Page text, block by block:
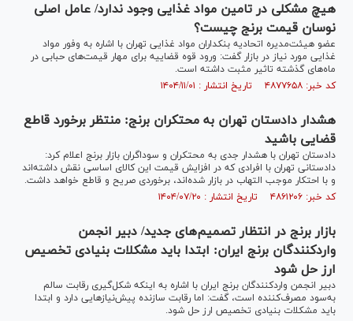
هیچ مشکلی در تامین مواد غذایی وجود ندارد/ عامل اصلی
نوسان قیمت برنج چیست؟
عضو هیئت‌مدیره اتحادیه بنکداران مواد غذایی تهران با اشاره به وفور مواد
غذایی مورد نیاز در بازار گفت: ورود قوه قضاییه برای مهار قیمت‌های حبابی در
ماه‌های گذشته تاثیر مثبت داشته است.
کد خبر: ۴۸۷۷۶۵۸ تاریخ انتشار : ۱۴۰۴/۱۱/۰۱
هشدار دادستان تهران به محتکران برنج: منتظر برخورد قاطع
قضایی باشید
دادستان تهران با هشدار جدی به محتکران و سوداگران بازار برنج اعلام کرد:
دادستانی تهران با افرادی که در افزایش قیمت این کالای اساسی نقش داشته‌اند
و با احتکار موجب التهاب در بازار شده‌اند، برخوردی صریح و قاطع خواهد داشت.
کد خبر: ۴۸۶۱۲۰۶ تاریخ انتشار : ۱۴۰۴/۰۷/۲۰
بازار برنج در انتظار تصمیم‌های جدید/ دبیر انجمن
واردکنندگان برنج ایران: ابتدا باید مشکلات بنیادی تخصیص
ارز حل شود
دبیر انجمن واردکنندگان برنج ایران با اشاره به اینکه شکل‌گیری رقابت سالم
به‌سود مصرف‌کننده است، گفت: اما رقابت سازنده پیش‌نیاز‌هایی دارد و ابتدا
باید مشکلات بنیادی تخصیص ارز حل شود.